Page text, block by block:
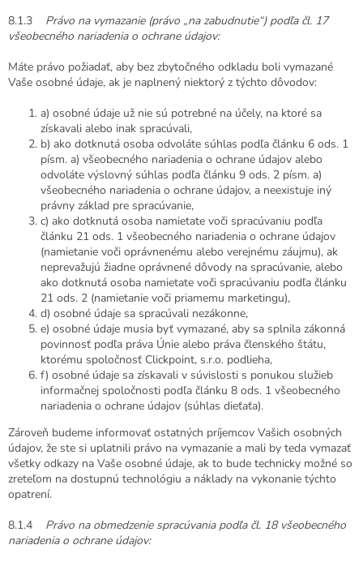
8.1.3 Právo na vymazanie (právo „na zabudnutie“) podľa čl. 17
všeobecného nariadenia o ochrane údajov:
Máte právo požiadať, aby bez zbytočného odkladu boli vymazané
Vaše osobné údaje, ak je naplnený niektorý z týchto dôvodov:
a) osobné údaje už nie sú potrebné na účely, na ktoré sa
získavali alebo inak spracúvali,
b) ako dotknutá osoba odvoláte súhlas podľa článku 6 ods. 1
písm. a) všeobecného nariadenia o ochrane údajov alebo
odvoláte výslovný súhlas podľa článku 9 ods. 2 písm. a)
všeobecného nariadenia o ochrane údajov, a neexistuje iný
právny základ pre spracúvanie,
c) ako dotknutá osoba namietate voči spracúvaniu podľa
článku 21 ods. 1 všeobecného nariadenia o ochrane údajov
(namietanie voči oprávnenému alebo verejnému záujmu), ak
neprevažujú žiadne oprávnené dôvody na spracúvanie, alebo
ako dotknutá osoba namietate voči spracúvaniu podľa článku
21 ods. 2 (namietanie voči priamemu marketingu),
d) osobné údaje sa spracúvali nezákonne,
e) osobné údaje musia byť vymazané, aby sa splnila zákonná
povinnosť podľa práva Únie alebo práva členského štátu,
ktorému spoločnosť Clickpoint, s.r.o. podlieha,
f) osobné údaje sa získavali v súvislosti s ponukou služieb
informačnej spoločnosti podľa článku 8 ods. 1 všeobecného
nariadenia o ochrane údajov (súhlas dieťaťa).
Zároveň budeme informovať ostatných príjemcov Vašich osobných
údajov, že ste si uplatnili právo na vymazanie a mali by teda vymazať
všetky odkazy na Vaše osobné údaje, ak to bude technicky možné so
zreteľom na dostupnú technológiu a náklady na vykonanie týchto
opatrení.
8.1.4 Právo na obmedzenie spracúvania podľa čl. 18 všeobecného
nariadenia o ochrane údajov: